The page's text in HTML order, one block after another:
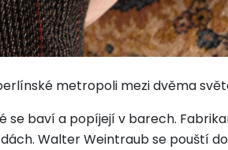
metropoli mezi dvěma
baví a popíjejí v barech.
Walter Weintraub se pouští